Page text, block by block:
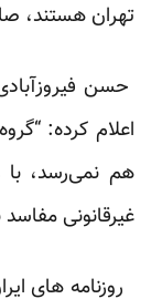
تهران هستند،
حسن
هم نمی‌رسد، با
غیرقانونی